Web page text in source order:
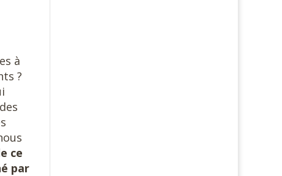
à
?
ce
par